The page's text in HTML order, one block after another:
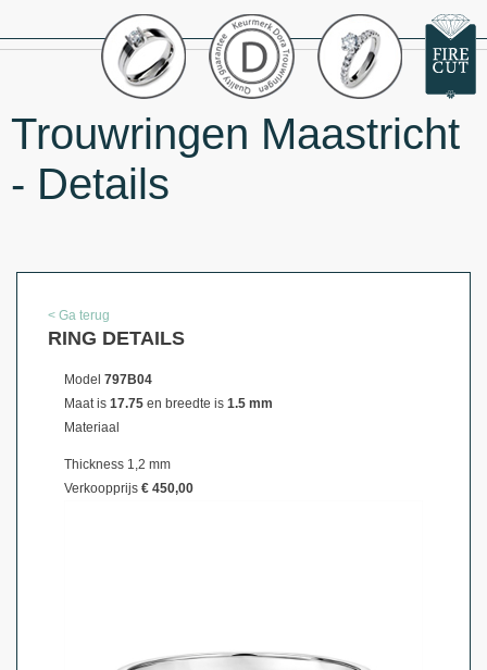
Trouwringen Maastricht
- Details
< Ga terug
RING DETAILS
Model 797B04
Maat is 17.75 en breedte is 1.5 mm
Materiaal
Thickness 1,2 mm
Verkoopprijs € 450,00